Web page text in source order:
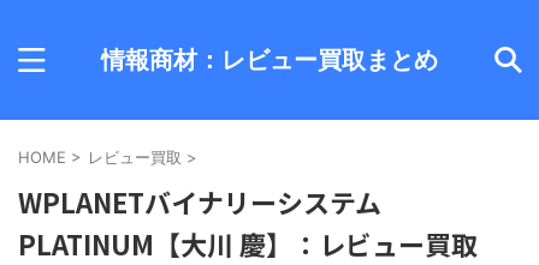
情報商材：レビュー買取まとめ
HOME > レビュー買取 >
WPLANETバイナリーシステム
PLATINUM【大川 慶】：レビュー買取